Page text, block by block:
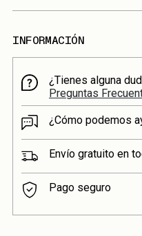
INFORMACIÓN
¿Tienes alguna
Preguntas
¿Cómo podemos
Envío gratuito en
Pago seguro